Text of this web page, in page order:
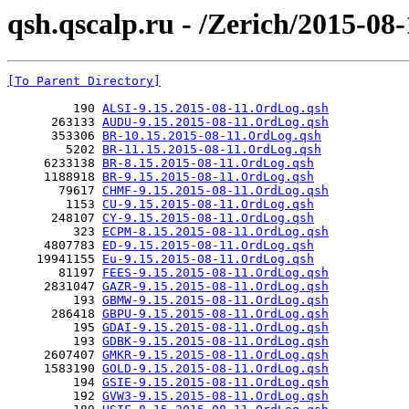
qsh.qscalp.ru - /Zerich/2015-08-
[To Parent Directory]
         190
ALSI-9.15.2015-08-11.OrdLog.qsh
      263133
AUDU-9.15.2015-08-11.OrdLog.qsh
      353306
BR-10.15.2015-08-11.OrdLog.qsh
        5202
BR-11.15.2015-08-11.OrdLog.qsh
     6233138
BR-8.15.2015-08-11.OrdLog.qsh
     1188918
BR-9.15.2015-08-11.OrdLog.qsh
       79617
CHMF-9.15.2015-08-11.OrdLog.qsh
        1153
CU-9.15.2015-08-11.OrdLog.qsh
      248107
CY-9.15.2015-08-11.OrdLog.qsh
         323
ECPM-8.15.2015-08-11.OrdLog.qsh
     4807783
ED-9.15.2015-08-11.OrdLog.qsh
    19941155
Eu-9.15.2015-08-11.OrdLog.qsh
       81197
FEES-9.15.2015-08-11.OrdLog.qsh
     2831047
GAZR-9.15.2015-08-11.OrdLog.qsh
         193
GBMW-9.15.2015-08-11.OrdLog.qsh
      286418
GBPU-9.15.2015-08-11.OrdLog.qsh
         195
GDAI-9.15.2015-08-11.OrdLog.qsh
         193
GDBK-9.15.2015-08-11.OrdLog.qsh
     2607407
GMKR-9.15.2015-08-11.OrdLog.qsh
     1583190
GOLD-9.15.2015-08-11.OrdLog.qsh
         194
GSIE-9.15.2015-08-11.OrdLog.qsh
         192
GVW3-9.15.2015-08-11.OrdLog.qsh